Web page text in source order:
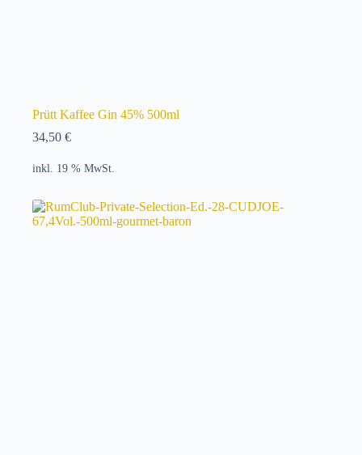
Prütt Kaffee Gin 45% 500ml
34,50 €
inkl. 19 % MwSt.